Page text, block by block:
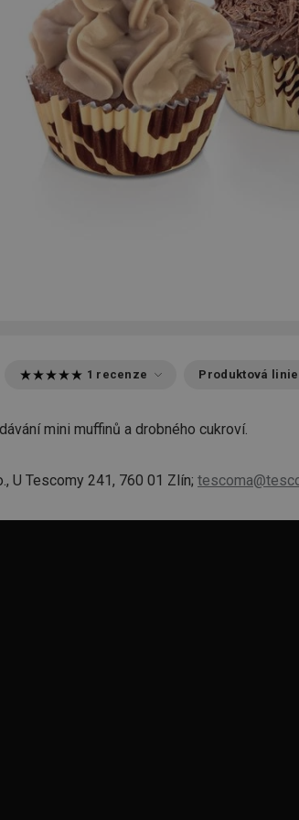
1 recenze Produktová linie
mini muffinů a drobného cukroví.
U Tescomy 241, 760 01 Zlín;